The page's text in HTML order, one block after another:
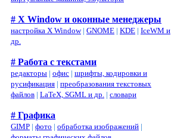
# X Window и оконные менеджеры
настройка X Window| GNOME | KDE | IceWM и
др.
# Работа с текстами
редакторы | офис | шрифты, кодировки и
русификация | преобразования текстовых
файлов | LaTeX, SGML и др. | словари
# Графика
GIMP | фото | обработка изображений |